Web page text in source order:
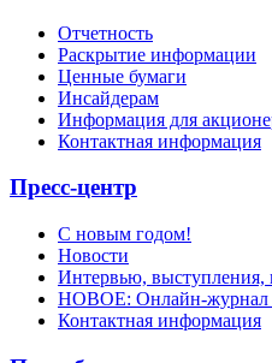
Отчетность
Раскрытие информации
Ценные бумаги
Инсайдерам
Информация для
Контактная информация
Пресс-центр
С новым годом!
Новости
Интервью, выступления,
НОВОЕ: Онлайн-журнал
Контактная информация